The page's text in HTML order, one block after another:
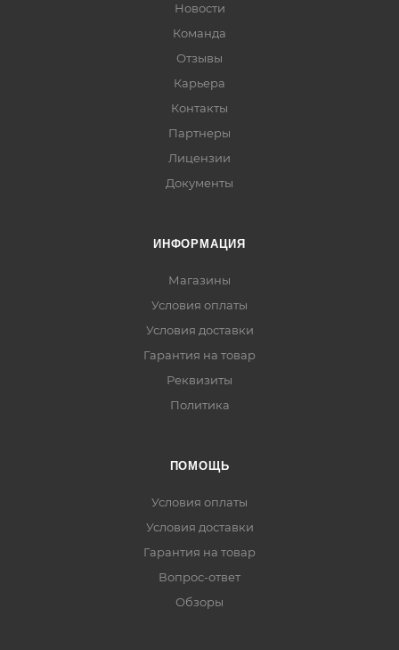
Новости
Команда
Отзывы
Карьера
Контакты
Партнеры
Лицензии
Документы
ИНФОРМАЦИЯ
Магазины
Условия оплаты
Условия доставки
Гарантия на товар
Реквизиты
Политика
ПОМОЩЬ
Условия оплаты
Условия доставки
Гарантия на товар
Вопрос-ответ
Обзоры